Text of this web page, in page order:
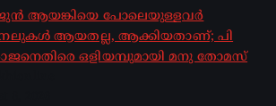
ആയങ്കിയെ പോലെയുള്ളവർ
ആയതല്ല, ആക്കിയതാണ്; പി
ഒളിയമ്പുമായി മനു തോമസ്